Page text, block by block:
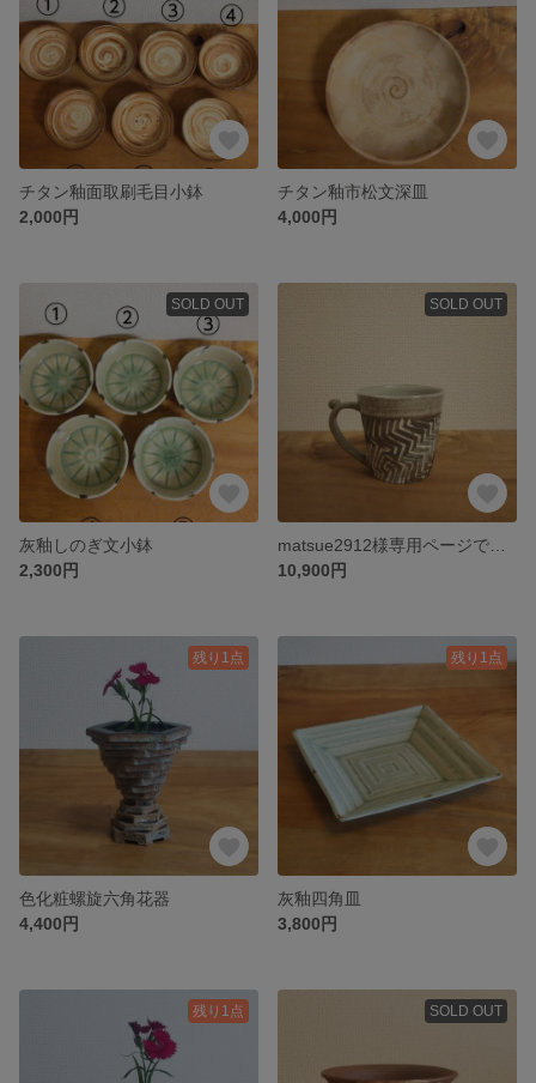
チタン釉面取刷毛目小鉢
2,000円
チタン釉市松文深皿
4,000円
SOLD OUT
灰釉しのぎ文小鉢
2,300円
SOLD OUT
10,900円
残り1点
色化粧螺旋六角花器
4,400円
残り1点
灰釉四角皿
3,800円
残り1点 SOLD OUT